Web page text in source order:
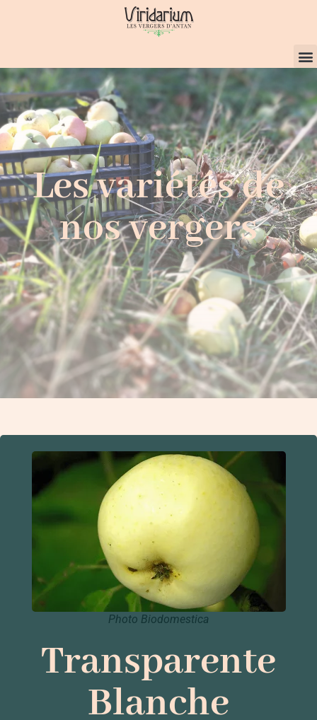
Les variétés de
nos vergers
Photo Biodomestica
Transparente
Blanche